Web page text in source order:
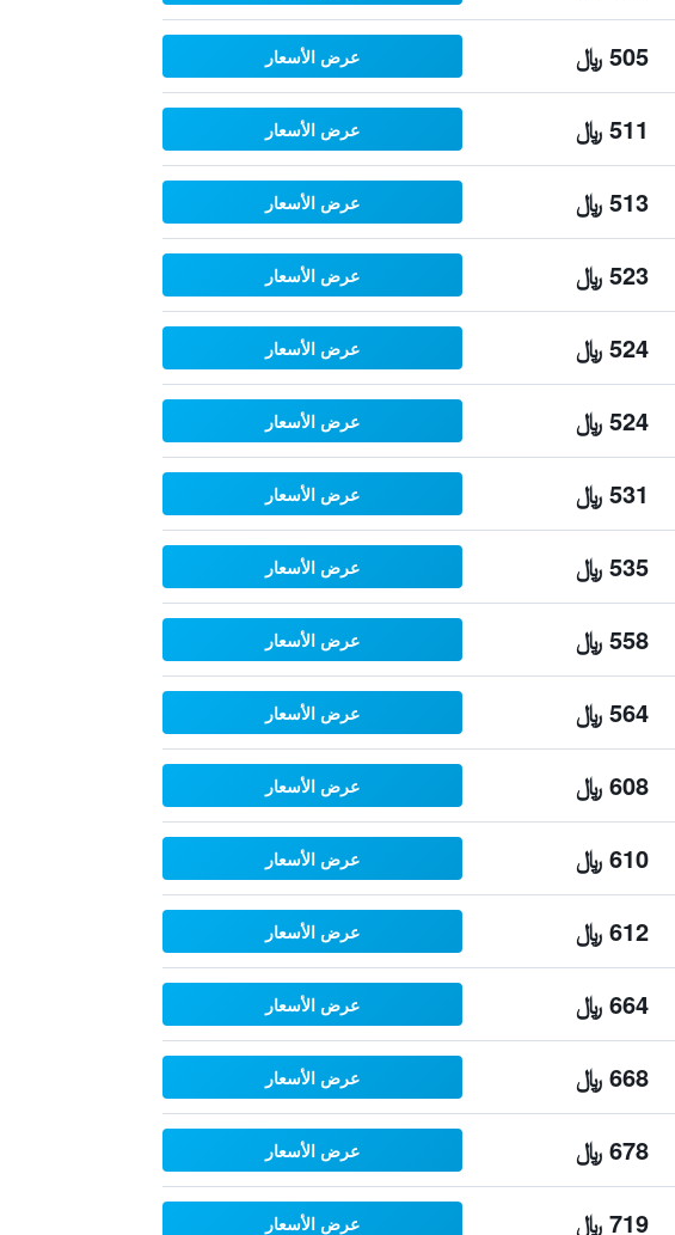
505 ﷼ عرض الأسعار
511 ﷼ عرض الأسعار
513 ﷼ عرض الأسعار
523 ﷼ عرض الأسعار
524 ﷼ عرض الأسعار
524 ﷼ عرض الأسعار
531 ﷼ عرض الأسعار
535 ﷼ عرض الأسعار
558 ﷼ عرض الأسعار
564 ﷼ عرض الأسعار
608 ﷼ عرض الأسعار
610 ﷼ عرض الأسعار
612 ﷼ عرض الأسعار
664 ﷼ عرض الأسعار
668 ﷼ عرض الأسعار
678 ﷼ عرض الأسعار
719 ﷼ عرض الأسعار